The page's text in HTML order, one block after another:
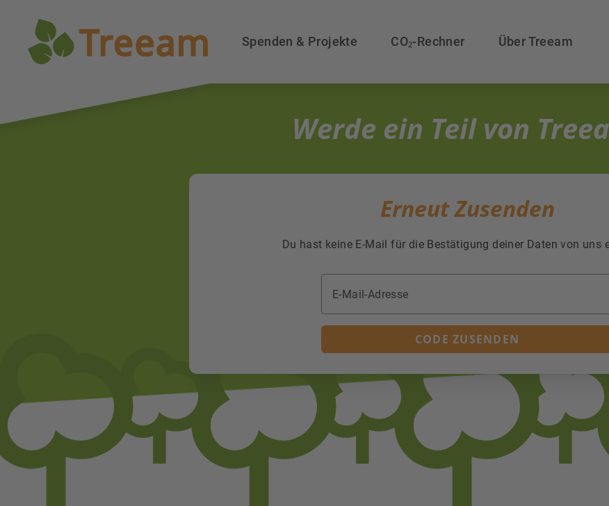
Spenden & Projekte CO₂-Rechner Über Treeam
Werde ein Teil von
Erneut Zusenden
Du hast keine E-Mail für die Bestätigung deiner Daten von uns
E-Mail-Adresse
CODE ZUSENDEN